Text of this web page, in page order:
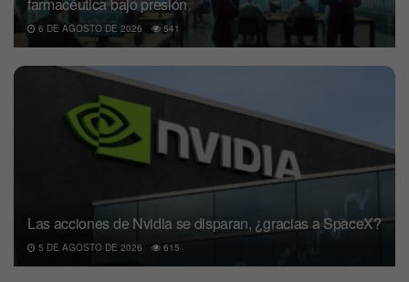
6 DE AGOSTO DE 2026 541
Las acciones de Nvidia se disparan, ¿gracias a SpaceX?
5 DE AGOSTO DE 2026 615